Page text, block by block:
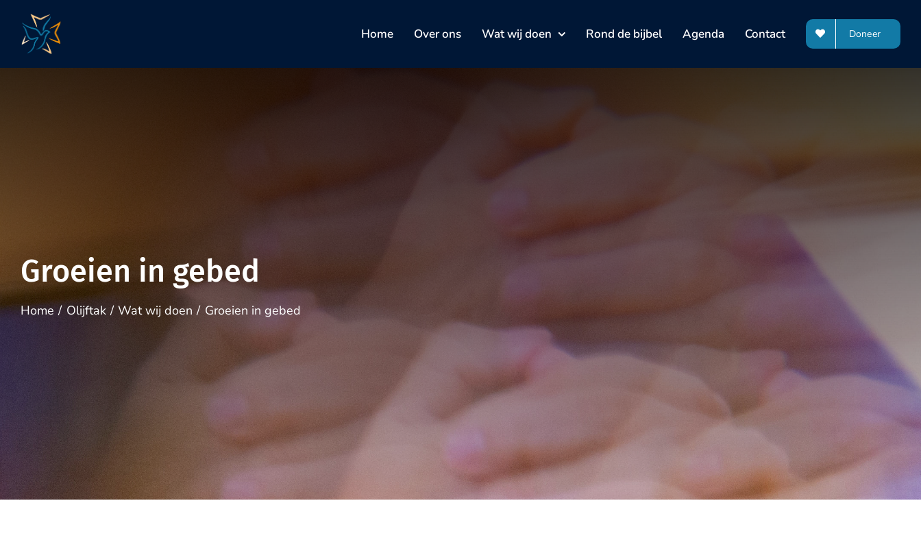
content
Home Over ons Wat wij doen Rond de bijbel Agenda Contact Doneer
Groeien in gebed
Home Olijftak Wat wij doen Groeien in gebed